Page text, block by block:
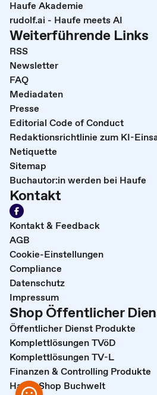
Haufe Akademie
rudolf.ai - Haufe meets AI
Weiterführende Links
RSS
Newsletter
FAQ
Mediadaten
Presse
Editorial Code of Conduct
Redaktionsrichtlinie zum KI-
Netiquette
Sitemap
Buchautor:in werden bei Haufe
Kontakt
Kontakt & Feedback
AGB
Cookie-Einstellungen
Compliance
Datenschutz
Impressum
Shop Öffentlicher
Öffentlicher Dienst Produkte
Komplettlösungen TVöD
Komplettlösungen TV-L
Finanzen & Controlling Produkte
Haufe Shop Buchwelt